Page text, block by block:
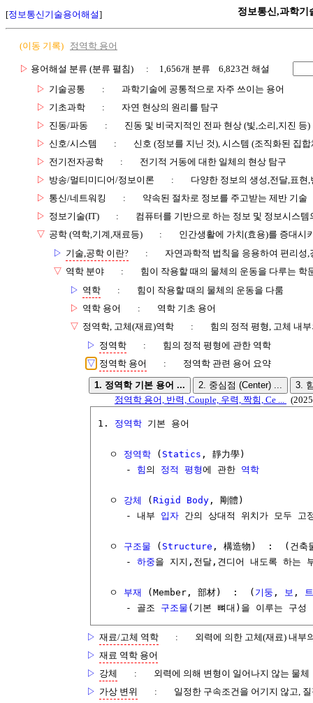
[정보통신기술용어해설] 정보통신,과학기
(이동 기록) 정역학 용어
▷ 용어해설 분류 (분류 펼침)
: 1,656개 분류 6,823건 해설
▷ 기술공통 :
과학기술에 공통적으로 자주 쓰이는 용어
▷ 기초과학 :
자연 현상의 원리를 탐구
▷ 진동/파동 :
진동 및 비국지적인 전파 현상 (빛,소리,지진 등)
▷ 신호/시스템 :
신호 (정보를 지닌 것), 시스템 (조직화된 집합
▷ 전기전자공학 :
전기적 거동에 대한 일체의 현상 탐구
▷ 방송/멀티미디어/정보이론 :
다양한 정보의 생성,전달,표현
▷ 통신/네트워킹 :
약속된 절차로 정보를 주고받는 제반 기술
▷ 정보기술(IT) :
컴퓨터를 기반으로 하는 정보 및 정보시스템
▽ 공학 (역학,기계,재료등) :
인간생활에 가치(효용)를 증대시
▷ 기술,공학 이란? :
자연과학적 법칙을 응용하여 편리성,
▽ 역학 분야 :
힘이 작용할 때의 물체의 운동을 다루는 학
▷ 역학 :
힘이 작용할 때의 물체의 운동을 다룸
▷ 역학 용어 :
역학 기초 용어
▽ 정역학, 고체(재료)역학 :
힘의 정적 평형, 고체 내
▷ 정역학 :
힘의 정적 평형에 관한 역학
▽ 정역학 용어 : 정역학 관련 용어 요약
1. 정역학 기본 용어 ... 2. 중심점 (Center) ...
3.
정역학 용어, 반력, Couple, 우력, 짝힘, Ce ...
1. 정역학 기본 용어
  ㅇ
정역학 ( Statics , 靜力學)
     -
힘 의 정적 평형에 관한 역학
  ㅇ
강체 (Rigid Body , 剛體)
     - 내부
입자 간의 상대적 위치가 모두 고
  ㅇ
구조물 ( Structure , 構造物)  :  (건축물
     -
하중을 지지,전달,견디어 내도록 하는
  ㅇ
부재 (Member, 部材)  :  ( 기둥 , 보 ,
     - 골조
구조물 (기본 뼈대)을 이루는 구성
▷ 재료/고체 역학 :
외력에 의한 고체(재료) 내부
▷ 재료 역학 용어
▷ 강체 :
외력에 의해 변형이 일어나지 않는 물체
▷ 가상 변위 :
일정한 구속조건을 어기지 않고,